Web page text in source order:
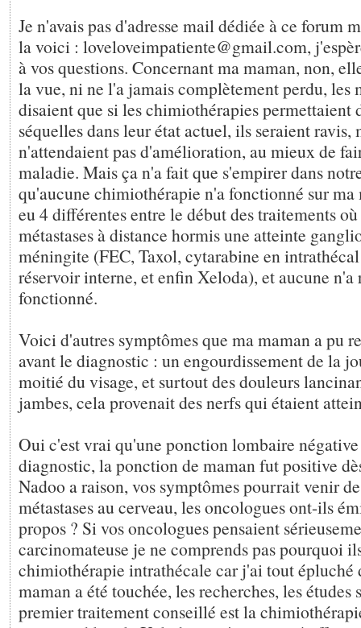
Je n'avais pas d'adresse mail dédiée à ce forum
la voici : loveloveimpatiente@gmail.com,
à vos questions. Concernant ma maman, non,
la vue, ni ne l'a jamais complètement perdu, les
disaient que si les chimiothérapies permettaient
séquelles dans leur état actuel, ils seraient ravis,
n'attendaient pas d'amélioration, au mieux de
maladie. Mais ça n'a fait que s'empirer dans
qu'aucune chimiothérapie n'a fonctionné sur ma
eu 4 différentes entre le début des traitements
métastases à distance hormis une atteinte
méningite (FEC, Taxol, cytarabine en intrathécal
réservoir interne, et enfin Xeloda), et aucune n'a
fonctionné.
Voici d'autres symptômes que ma maman a pu
avant le diagnostic : un engourdissement de la
moitié du visage, et surtout des douleurs
jambes, cela provenait des nerfs qui étaient
Oui c'est vrai qu'une ponction lombaire
diagnostic, la ponction de maman fut positive
Nadoo a raison, vos symptômes pourrait venir
métastases au cerveau, les oncologues ont-ils
propos ? Si vos oncologues pensaient
carcinomateuse je ne comprends pas pourquoi
chimiothérapie intrathécale car j'ai tout épluché
maman a été touchée, les recherches, les
premier traitement conseillé est la